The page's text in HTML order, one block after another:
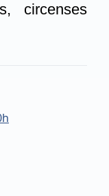
circenses